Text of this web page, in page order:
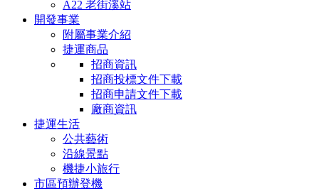
A22 老街溪站
開發事業
附屬事業介紹
捷運商品
招商資訊
招商投標文件下載
招商申請文件下載
廠商資訊
捷運生活
公共藝術
沿線景點
機捷小旅行
市區預辦登機